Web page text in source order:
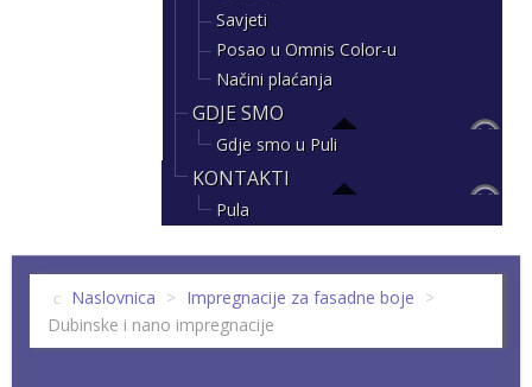
Savjeti
Posao u Omnis Color-u
Načini plaćanja
GDJE SMO
Gdje smo u Puli
KONTAKTI
Pula
Naslovnica > Impregnacije za fasadne boje >
Dubinske i nano impregnacije